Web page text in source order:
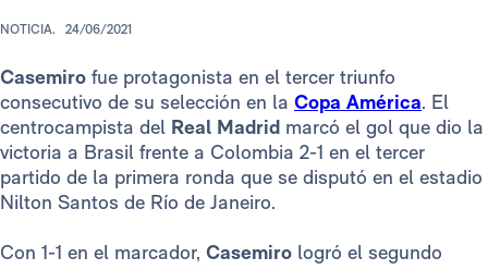
NOTICIA. 24/06/2021
Casemiro fue protagonista en el tercer triunfo
consecutivo de su selección en la Copa América. El
centrocampista del Real Madrid marcó el gol que dio la
victoria a Brasil frente a Colombia 2-1 en el tercer
partido de la primera ronda que se disputó en el estadio
Nilton Santos de Río de Janeiro.
Con 1-1 en el marcador, Casemiro logró el segundo